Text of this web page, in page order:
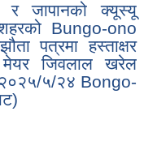
र जापानको क्यूस्यू
Bungo-ono
पत्रमा हस्ताक्षर
मेयर जिवलाल खरेल
(२०२५/५/२४ Bongo-